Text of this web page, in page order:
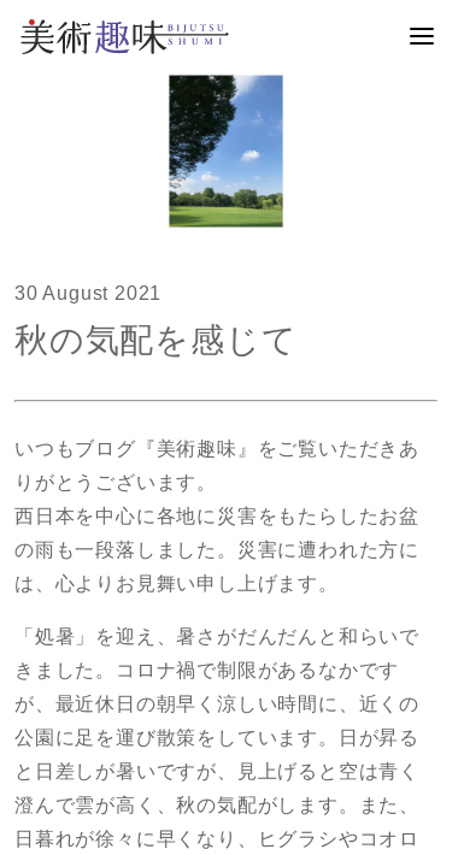
30 August 2021
秋の気配を感じて
いつもブログ『美術趣味』をご覧いただきあ
りがとうございます。
西日本を中心に各地に災害をもたらしたお盆
の雨も一段落しました。災害に遭われた方に
は、心よりお見舞い申し上げます。
「処暑」を迎え、暑さがだんだんと和らいで
きました。コロナ禍で制限があるなかです
が、最近休日の朝早く涼しい時間に、近くの
公園に足を運び散策をしています。日が昇る
と日差しが暑いですが、見上げると空は青く
澄んで雲が高く、秋の気配がします。また、
日暮れが徐々に早くなり、ヒグラシやコオロ